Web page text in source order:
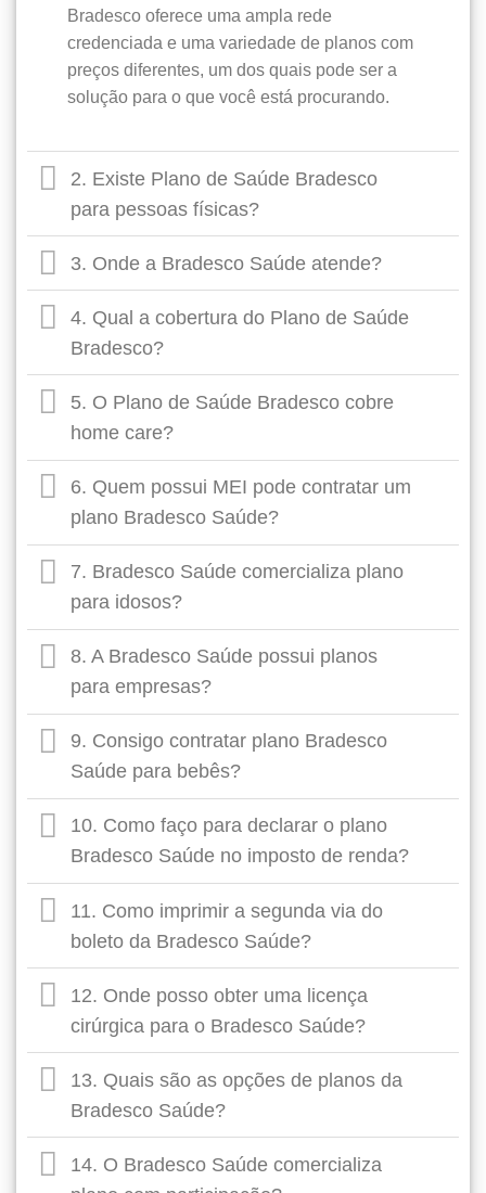
Bradesco oferece uma ampla rede
credenciada e uma variedade de planos com
preços diferentes, um dos quais pode ser a
solução para o que você está procurando.
2. Existe Plano de Saúde Bradesco
para pessoas físicas?
3. Onde a Bradesco Saúde atende?
4. Qual a cobertura do Plano de Saúde
Bradesco?
5. O Plano de Saúde Bradesco cobre
home care?
6. Quem possui MEI pode contratar um
plano Bradesco Saúde?
7. Bradesco Saúde comercializa plano
para idosos?
8. A Bradesco Saúde possui planos
para empresas?
9. Consigo contratar plano Bradesco
Saúde para bebês?
10. Como faço para declarar o plano
Bradesco Saúde no imposto de renda?
11. Como imprimir a segunda via do
boleto da Bradesco Saúde?
12. Onde posso obter uma licença
cirúrgica para o Bradesco Saúde?
13. Quais são as opções de planos da
Bradesco Saúde?
14. O Bradesco Saúde comercializa